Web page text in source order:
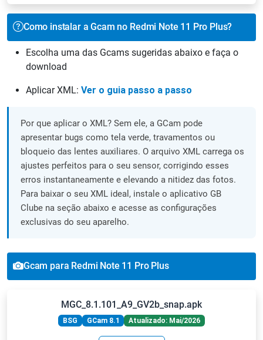
Como instalar a Gcam no Redmi Note 11 Pro Plus?
Escolha uma das Gcams sugeridas abaixo e faça o
download
Aplicar XML: Ver o guia passo a passo
Por que aplicar o XML? Sem ele, a GCam pode
apresentar bugs como tela verde, travamentos ou
bloqueio das lentes auxiliares. O arquivo XML carrega os
ajustes perfeitos para o seu sensor, corrigindo esses
erros instantaneamente e elevando a nitidez das fotos.
Para baixar o seu XML ideal, instale o aplicativo GB
Clube na seção abaixo e acesse as configurações
exclusivas do seu aparelho.
Gcam para Redmi Note 11 Pro Plus
MGC_8.1.101_A9_GV2b_snap.apk
BSG GCam 8.1 Atualizado: Mai/2026